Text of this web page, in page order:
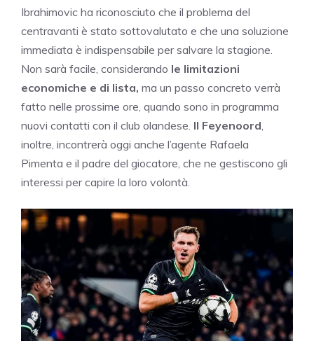
Ibrahimovic ha riconosciuto che il problema del
centravanti è stato sottovalutato e che una soluzione
immediata è indispensabile per salvare la stagione.
Non sarà facile, considerando le limitazioni
economiche e di lista, ma un passo concreto verrà
fatto nelle prossime ore, quando sono in programma
nuovi contatti con il club olandese. Il Feyenoord
inoltre, incontrerà oggi anche l’agente Rafaela
Pimenta e il padre del giocatore, che ne gestiscono gli
interessi per capire la loro volontà.